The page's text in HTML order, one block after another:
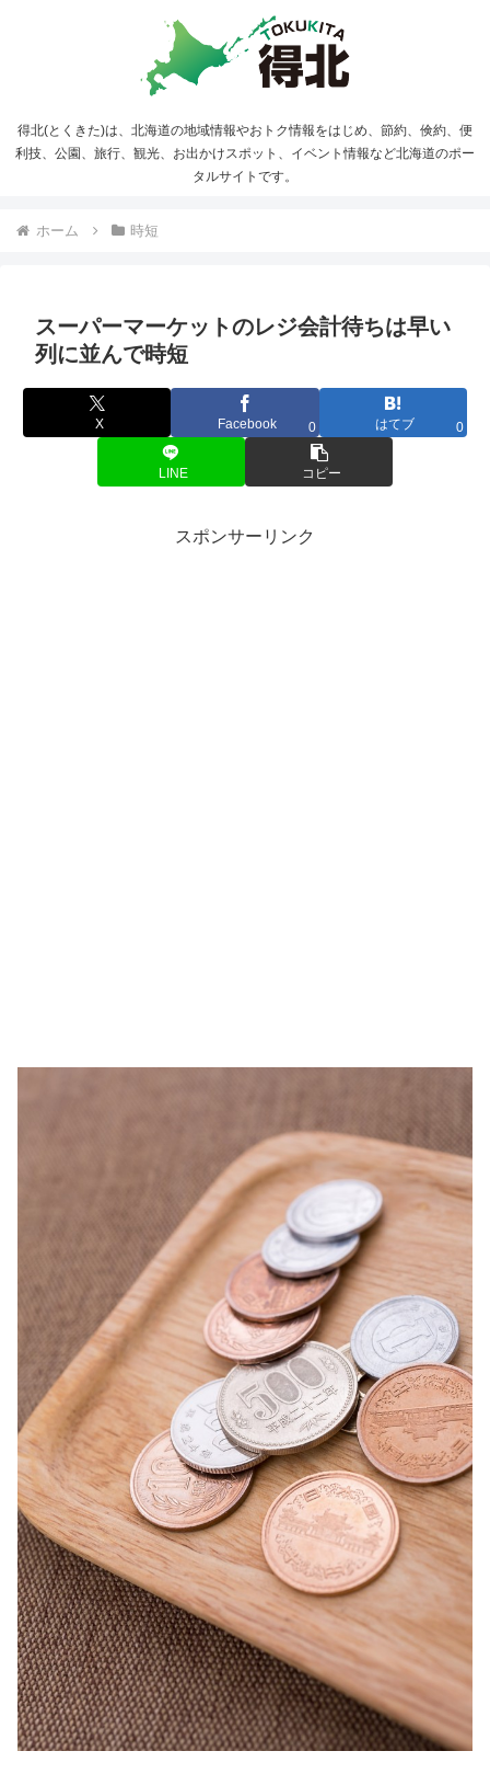
得北(とくきた)は、北海道の地域情報やおトク情報をはじめ、節約、倹約、便
利技、公園、旅行、観光、お出かけスポット、イベント情報など北海道のポー
タルサイトです。
ホーム 時短
スーパーマーケットのレジ会計待ちは早い
列に並んで時短
X Facebook 0 はてブ 0
LINE コピー
スポンサーリンク